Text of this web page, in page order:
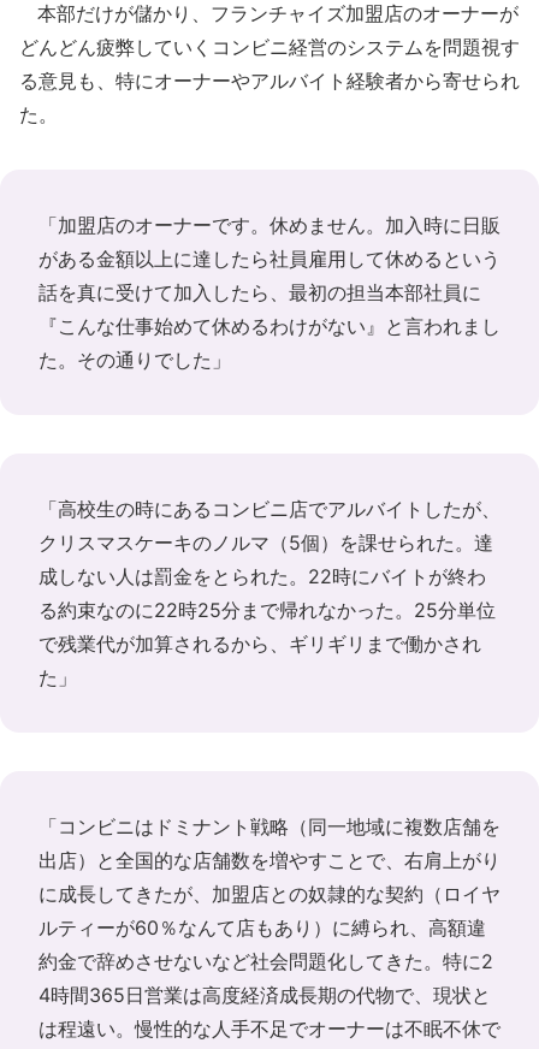
本部だけが儲かり、フランチャイズ加盟店のオーナーが
どんどん疲弊していくコンビニ経営のシステムを問題視す
る意見も、特にオーナーやアルバイト経験者から寄せられ
た。
「加盟店のオーナーです。休めません。加入時に日販
がある金額以上に達したら社員雇用して休めるという
話を真に受けて加入したら、最初の担当本部社員に
『こんな仕事始めて休めるわけがない』と言われまし
た。その通りでした」
「高校生の時にあるコンビニ店でアルバイトしたが、
クリスマスケーキのノルマ（5個）を課せられた。達
成しない人は罰金をとられた。22時にバイトが終わ
る約束なのに22時25分まで帰れなかった。25分単位
で残業代が加算されるから、ギリギリまで働かされ
た」
「コンビニはドミナント戦略（同一地域に複数店舗を
出店）と全国的な店舗数を増やすことで、右肩上がり
に成長してきたが、加盟店との奴隷的な契約（ロイヤ
ルティーが60％なんて店もあり）に縛られ、高額違
約金で辞めさせないなど社会問題化してきた。特に2
4時間365日営業は高度経済成長期の代物で、現状と
は程遠い。慢性的な人手不足でオーナーは不眠不休で